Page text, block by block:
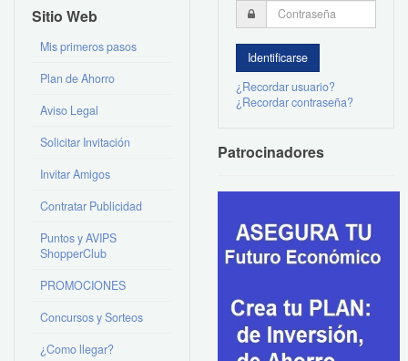
Sitio Web
Mis primeros pasos
Plan de Ahorro
Aviso Legal
Solicitar Invitación
Invitar Amigos
Contratar Publicidad
Puntos y AVIPS
ShopperClub
PROMOCIONES
Concursos y Sorteos
¿Como llegar?
¿Recordar usuario?
¿Recordar contraseña?
Patrocinadores